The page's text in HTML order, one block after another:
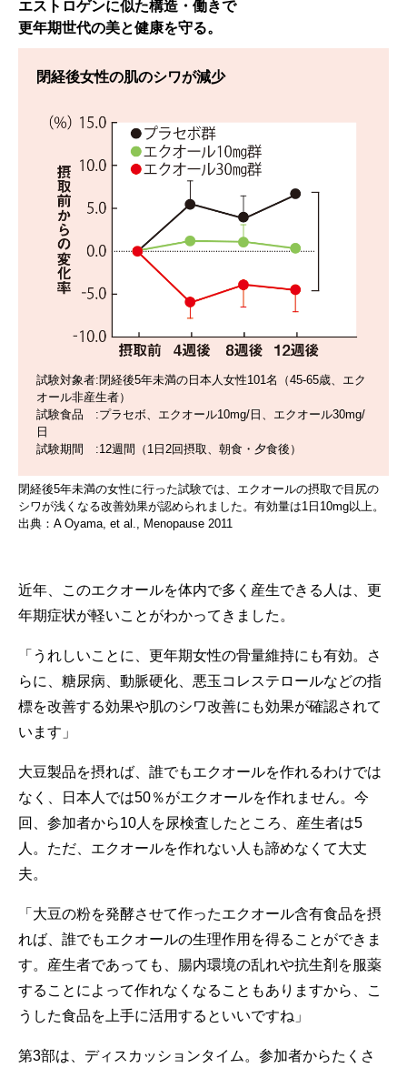
エストロゲンに似た構造・働きで
更年期世代の美と健康を守る。
閉経後女性の肌のシワが減少
試験対象者:閉経後5年未満の日本人女性101名（45-65歳、エク
オール非産生者）
試験食品 :プラセボ、エクオール10mg/日、エクオール30mg/
日
試験期間 :12週間（1日2回摂取、朝食・夕食後）
閉経後5年未満の女性に行った試験では、エクオールの摂取で目尻の
シワが浅くなる改善効果が認められました。有効量は1日10mg以上。
出典：A Oyama, et al., Menopause 2011
近年、このエクオールを体内で多く産生できる人は、更
年期症状が軽いことがわかってきました。
「うれしいことに、更年期女性の骨量維持にも有効。さ
らに、糖尿病、動脈硬化、悪玉コレステロールなどの指
標を改善する効果や肌のシワ改善にも効果が確認されて
います」
大豆製品を摂れば、誰でもエクオールを作れるわけでは
なく、日本人では50％がエクオールを作れません。今
回、参加者から10人を尿検査したところ、産生者は5
人。ただ、エクオールを作れない人も諦めなくて大丈
夫。
「大豆の粉を発酵させて作ったエクオール含有食品を摂
れば、誰でもエクオールの生理作用を得ることができま
す。産生者であっても、腸内環境の乱れや抗生剤を服薬
することによって作れなくなることもありますから、こ
うした食品を上手に活用するといいですね」
第3部は、ディスカッションタイム。参加者からたくさ